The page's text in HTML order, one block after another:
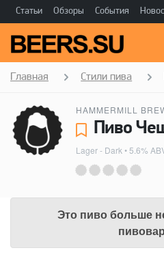
Статьи Обзоры События
Главная Стили пива
HAMMERMILL
Lager - Dark • 5.6%
Это пиво больше